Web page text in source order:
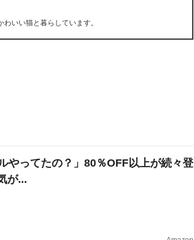
いい猫と暮らしています。
やってたの？」80％OFF以上が続々登
が...